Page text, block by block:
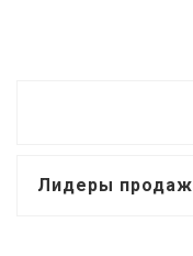
Лидеры продаж